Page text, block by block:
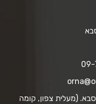
09-
התע"ש 20 כפר סבא. (מעלית צפון, קומה